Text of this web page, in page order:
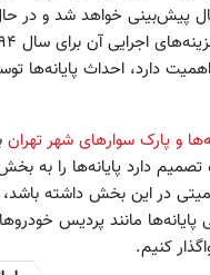
پیش‌بینی خواهد شد و در
دارد، احداث پایانه‌ها
و پارک سوارهای شهر تهران
تصمیم دارد پایانه‌ها را به
در این بخش داشته
پایانه‌ها مانند پردیس
کنیم.